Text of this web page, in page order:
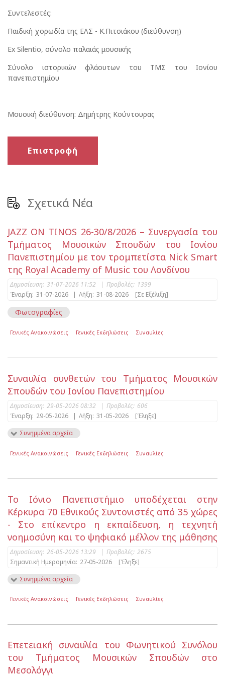
Συντελεστές:
Παιδική χορωδία της ΕΛΣ - Κ.Πιτσιάκου (διεύθυνση)
Ex Silentio, σύνολο παλαιάς μουσικής
Σύνολο ιστορικών φλάουτων του ΤΜΣ του Ιονίου
πανεπιστημίου
Μουσική διεύθυνση: Δημήτρης Κούντουρας
Επιστροφή
Σχετικά Νέα
JAZZ ON TINOS 26-30/8/2026 – Συνεργασία του
Τμήματος Μουσικών Σπουδών του Ιονίου
Πανεπιστημίου με τον τρομπετίστα Nick Smart
της Royal Academy of Music του Λονδίνου
Δημοσίευση: 31-07-2026 11:52 | Προβολές: 1399
Έναρξη: 31-07-2026 | Λήξη: 31-08-2026 [Σε Εξέλιξη]
Φωτογραφίες
Γενικές Ανακοινώσεις Γενικές Εκδηλώσεις Συναυλίες
Συναυλία συνθετών του Τμήματος Μουσικών
Σπουδών του Ιονίου Πανεπιστημίου
Δημοσίευση: 29-05-2026 08:32 | Προβολές: 606
Έναρξη: 29-05-2026 | Λήξη: 31-05-2026
[Έληξε]
Συνημμένα αρχεία
Γενικές Ανακοινώσεις Γενικές Εκδηλώσεις Συναυλίες
Το Ιόνιο Πανεπιστήμιο υποδέχεται στην
Κέρκυρα 70 Εθνικούς Συντονιστές από 35 χώρες
- Στο επίκεντρο η εκπαίδευση, η τεχνητή
νοημοσύνη και το ψηφιακό μέλλον της μάθησης
Δημοσίευση: 26-05-2026 13:29 | Προβολές: 2675
Σημαντική Ημερομηνία: 27-05-2026
[Έληξε]
Συνημμένα αρχεία
Γενικές Ανακοινώσεις Γενικές Εκδηλώσεις Συναυλίες
Επετειακή συναυλία του Φωνητικού Συνόλου
του Τμήματος Μουσικών Σπουδών στο
Μεσολόγγι